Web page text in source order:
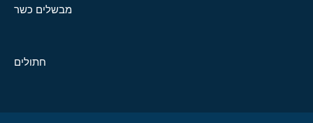
מבשלים כשר
חתולים